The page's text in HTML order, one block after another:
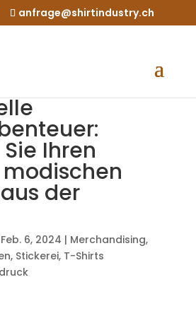
anfrage@shirtindustry.ch
Ihren
der
Feb. 6, 2024 | Merchandising,
, Stickerei, T-Shirts